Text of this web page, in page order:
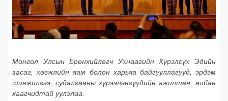
Монгол Улсын Ерөнхийлөгч Ухнаагийн Хүрэлсүх Эдийн
засаг, хөгжлийн яам болон харьяа байгууллагууд, эрдэм
шинжилгээ, судалгааны хүрээлэнгүүдийн ажилтан, албан
хаагчидтай уулзлаа.